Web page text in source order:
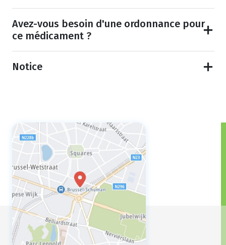
Avez-vous besoin d'une ordonnance pour
ce médicament ?
Notice